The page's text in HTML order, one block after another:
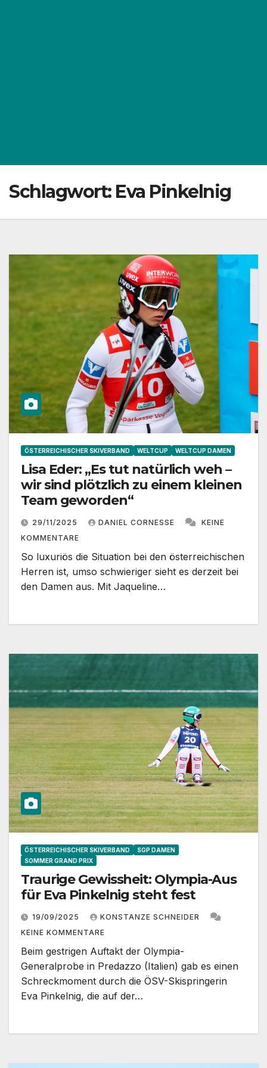
Schlagwort: Eva Pinkelnig
ÖSTERREICHISCHER SKIVERBAND WELTCUP WELTCUP DAMEN
Lisa Eder: „Es tut natürlich weh –
wir sind plötzlich zu einem kleinen
Team geworden“
29/11/2025 DANIEL CORNESSE
KEINE
KOMMENTARE
So luxuriös die Situation bei den österreichischen
Herren ist, umso schwieriger sieht es derzeit bei
den Damen aus. Mit Jaqueline…
ÖSTERREICHISCHER SKIVERBAND
SGP DAMEN
SOMMER GRAND PRIX
Traurige Gewissheit: Olympia-Aus
für Eva Pinkelnig steht fest
19/09/2025
KONSTANZE SCHNEIDER
KEINE KOMMENTARE
Beim gestrigen Auftakt der Olympia-
Generalprobe in Predazzo (Italien) gab es einen
Schreckmoment durch die ÖSV-Skispringerin
Eva Pinkelnig, die auf der…